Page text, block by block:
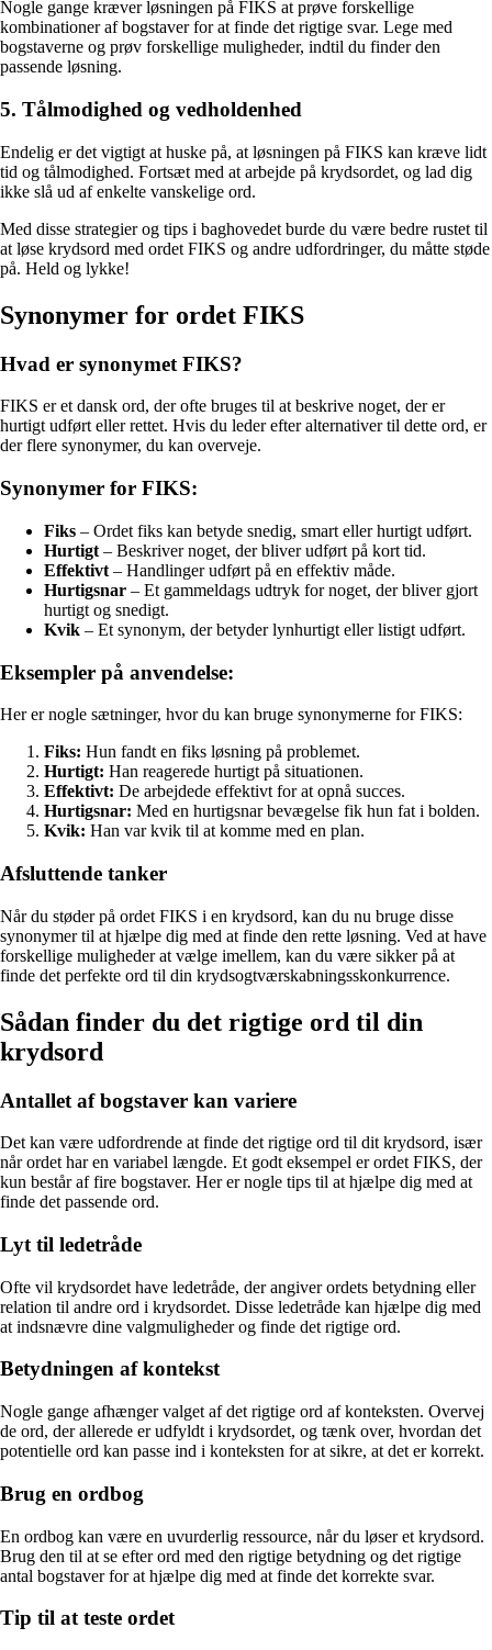
Nogle gange kræver løsningen på FIKS at prøve forskellige
kombinationer af bogstaver for at finde det rigtige svar. Lege med
bogstaverne og prøv forskellige muligheder, indtil du finder den
passende løsning.
5. Tålmodighed og vedholdenhed
Endelig er det vigtigt at huske på, at løsningen på FIKS kan kræve lidt
tid og tålmodighed. Fortsæt med at arbejde på krydsordet, og lad dig
ikke slå ud af enkelte vanskelige ord.
Med disse strategier og tips i baghovedet burde du være bedre rustet til
at løse krydsord med ordet FIKS og andre udfordringer, du måtte støde
på. Held og lykke!
Synonymer for ordet FIKS
Hvad er synonymet FIKS?
FIKS er et dansk ord, der ofte bruges til at beskrive noget, der er
hurtigt udført eller rettet. Hvis du leder efter alternativer til dette ord, er
der flere synonymer, du kan overveje.
Synonymer for FIKS:
Fiks – Ordet fiks kan betyde snedig, smart eller hurtigt udført.
Hurtigt – Beskriver noget, der bliver udført på kort tid.
Effektivt – Handlinger udført på en effektiv måde.
Hurtigsnar – Et gammeldags udtryk for noget, der bliver gjort
hurtigt og snedigt.
Kvik – Et synonym, der betyder lynhurtigt eller listigt udført.
Eksempler på anvendelse:
Her er nogle sætninger, hvor du kan bruge synonymerne for FIKS:
Fiks: Hun fandt en fiks løsning på problemet.
Hurtigt: Han reagerede hurtigt på situationen.
Effektivt: De arbejdede effektivt for at opnå succes.
Hurtigsnar: Med en hurtigsnar bevægelse fik hun fat i bolden.
Kvik: Han var kvik til at komme med en plan.
Afsluttende tanker
Når du støder på ordet FIKS i en krydsord, kan du nu bruge disse
synonymer til at hjælpe dig med at finde den rette løsning. Ved at have
forskellige muligheder at vælge imellem, kan du være sikker på at
finde det perfekte ord til din krydsogtværskabningsskonkurrence.
Sådan finder du det rigtige ord til din
krydsord
Antallet af bogstaver kan variere
Det kan være udfordrende at finde det rigtige ord til dit krydsord, især
når ordet har en variabel længde. Et godt eksempel er ordet FIKS, der
kun består af fire bogstaver. Her er nogle tips til at hjælpe dig med at
finde det passende ord.
Lyt til ledetråde
Ofte vil krydsordet have ledetråde, der angiver ordets betydning eller
relation til andre ord i krydsordet. Disse ledetråde kan hjælpe dig med
at indsnævre dine valgmuligheder og finde det rigtige ord.
Betydningen af kontekst
Nogle gange afhænger valget af det rigtige ord af konteksten. Overvej
de ord, der allerede er udfyldt i krydsordet, og tænk over, hvordan det
potentielle ord kan passe ind i konteksten for at sikre, at det er korrekt.
Brug en ordbog
En ordbog kan være en uvurderlig ressource, når du løser et krydsord.
Brug den til at se efter ord med den rigtige betydning og det rigtige
antal bogstaver for at hjælpe dig med at finde det korrekte svar.
Tip til at teste ordet